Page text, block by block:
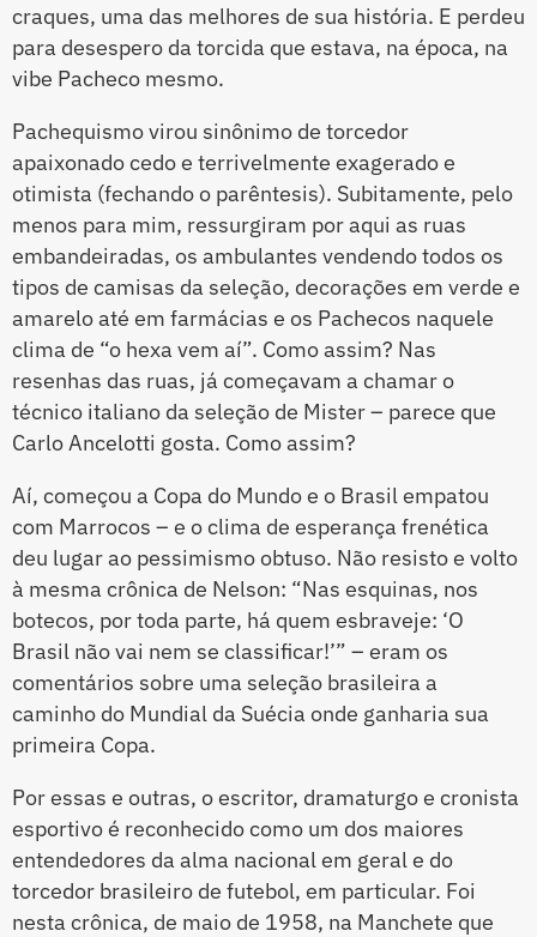
craques, uma das melhores de sua história. E perdeu
para desespero da torcida que estava, na época, na
vibe Pacheco mesmo.
Pachequismo virou sinônimo de torcedor
apaixonado cedo e terrivelmente exagerado e
otimista (fechando o parêntesis). Subitamente, pelo
menos para mim, ressurgiram por aqui as ruas
embandeiradas, os ambulantes vendendo todos os
tipos de camisas da seleção, decorações em verde e
amarelo até em farmácias e os Pachecos naquele
clima de “o hexa vem aí”. Como assim? Nas
resenhas das ruas, já começavam a chamar o
técnico italiano da seleção de Mister – parece que
Carlo Ancelotti gosta. Como assim?
Aí, começou a Copa do Mundo e o Brasil empatou
com Marrocos – e o clima de esperança frenética
deu lugar ao pessimismo obtuso. Não resisto e volto
à mesma crônica de Nelson: “Nas esquinas, nos
botecos, por toda parte, há quem esbraveje: ‘O
Brasil não vai nem se classificar!’” – eram os
comentários sobre uma seleção brasileira a
caminho do Mundial da Suécia onde ganharia sua
primeira Copa.
Por essas e outras, o escritor, dramaturgo e cronista
esportivo é reconhecido como um dos maiores
entendedores da alma nacional em geral e do
torcedor brasileiro de futebol, em particular. Foi
nesta crônica, de maio de 1958, na Manchete que